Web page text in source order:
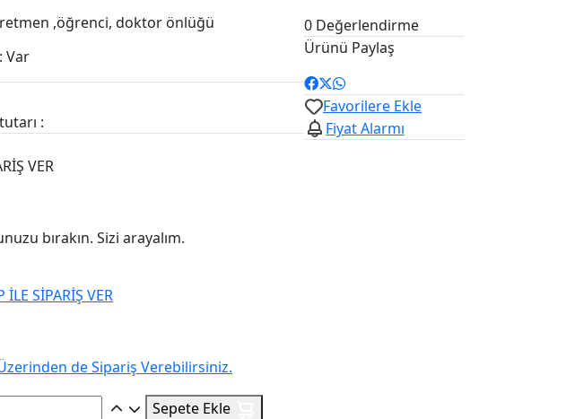
,öğrenci, doktor önlüğü
Var
:
VER
bırakın. Sizi arayalım.
İLE SİPARİŞ VER
de Sipariş Verebilirsiniz.
Sepete Ekle
0 Değerlendirme
Ürünü Paylaş
Favorilere Ekle
Fiyat Alarmı